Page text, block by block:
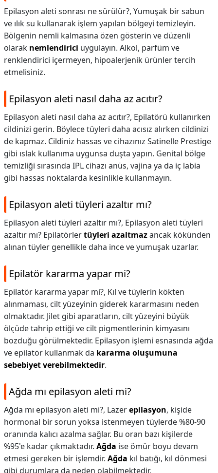
Epilasyon aleti sonrası ne sürülür?, Yumuşak bir sabun
ve ılık su kullanarak işlem yapılan bölgeyi temizleyin.
Bölgenin nemli kalmasına özen gösterin ve düzenli
olarak nemlendirici uygulayın. Alkol, parfüm ve
renklendirici içermeyen, hipoalerjenik ürünler tercih
etmelisiniz.
Epilasyon aleti nasıl daha az acıtır?
Epilasyon aleti nasıl daha az acıtır?, Epilatörü kullanırken
cildinizi gerin. Böylece tüyleri daha acısız alırken cildinizi
de kapmaz. Cildiniz hassas ve cihazınız Satinelle Prestige
gibi ıslak kullanıma uygunsa duşta yapın. Genital bölge
temizliği sırasında IPL cihazı anüs, vajina ya da iç labia
gibi hassas noktalarda kesinlikle kullanmayın.
Epilasyon aleti tüyleri azaltır mı?
Epilasyon aleti tüyleri azaltır mı?, Epilasyon aleti tüyleri
azaltır mı? Epilatörlertüyleri azaltmazancak kökünden
alınan tüyler genellikle daha ince ve yumuşak uzarlar.
Epilatör kararma yapar mi?
Epilatör kararma yapar mi?, Kıl ve tüylerin kökten
alınmaması, cilt yüzeyinin giderek kararmasını neden
olmaktadır. Jilet gibi aparatların, cilt yüzeyini büyük
ölçüde tahrip ettiği ve cilt pigmentlerinin kimyasını
bozduğu görülmektedir. Epilasyon işlemi esnasında ağda
ve epilatör kullanmak da kararma oluşumuna
sebebiyet verebilmektedir.
Ağda mı epilasyon aleti mi?
Ağda mı epilasyon aleti mi?, Lazerepilasyon, kişide
hormonal bir sorun yoksa istenmeyen tüylerde %80-90
oranında kalıcı azalma sağlar. Bu oran bazı kişilerde
%95'e kadar çıkmaktadır. Ağda ise ömür boyu devam
etmesi gereken bir işlemdir. Ağda kıl batığı, kıl dönmesi
gibi durumlara da neden olabilmektedir.